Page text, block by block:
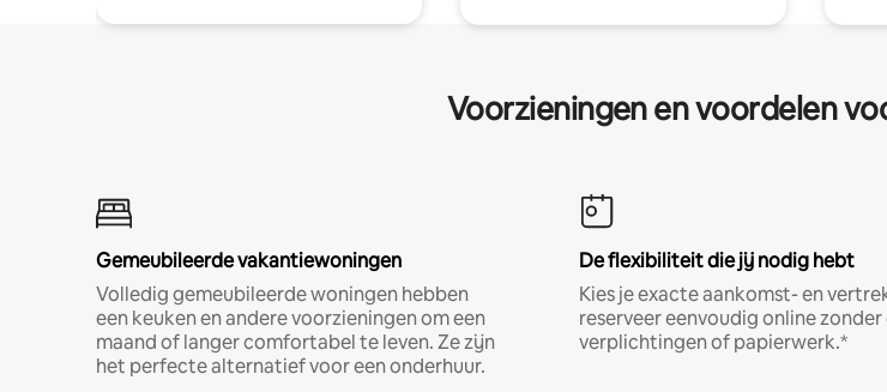
Voorzieningen en voordelen
Gemeubileerde vakantiewoningen
Volledig gemeubileerde woningen hebben
een keuken en andere voorzieningen om een
maand of langer comfortabel te leven. Ze zijn
het perfecte alternatief voor een onderhuur.
De flexibiliteit die jij nodig hebt
Kies je exacte aankomst- en
reserveer eenvoudig online
verplichtingen of papierwerk.*